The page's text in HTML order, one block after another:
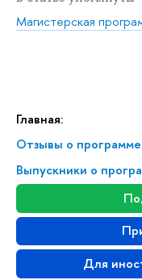
Главная:
Отзывы о программе
Выпускники о
Для
Магистерская